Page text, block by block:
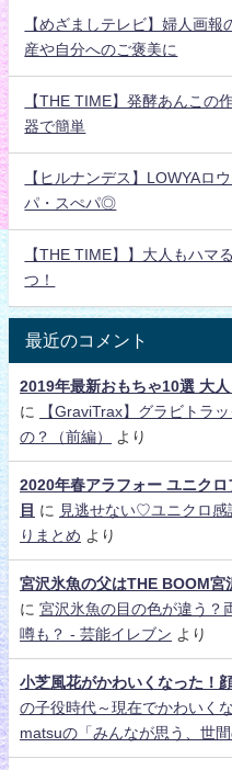
【めざましテレビ】婦人画
産や自分へのご褒美に
【THE TIME】発酵あんこの
器で簡単
【ヒルナンデス】LOWYAロ
パ・スぺパ◎
【THE TIME】】大人もハマ
つ！
最近のコメント
2019年最新おもちゃ10選 大
に
【GraviTrax】グラビトラ
の？（前編）
より
2020年春アラフォー ユニク
目 に
見逃せない♡ユニクロ感
りまとめ より
宮沢氷魚の父はTHE BOOM宮
に 宮沢氷魚の目の色が違う？
噂も？ - 芸能イレブン より
小芝風花がかわいくなった！
の子役時代～現在でかわいく
matsuの「みんなが思う、世間